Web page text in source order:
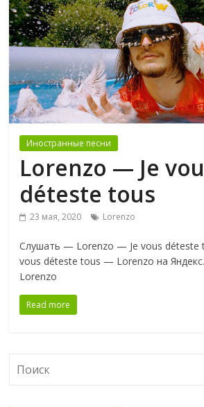
Иностранные песни
Lorenzo — Je
déteste tous
23 мая, 2020 Lorenzo
Слушать — Lorenzo — Je vous déteste
vous déteste tous — Lorenzo на
Lorenzo
Read more